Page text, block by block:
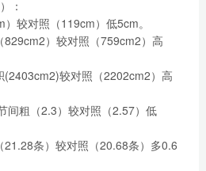
：
较对照（119cm）低5cm。
）较对照（759cm2）高
较对照（2202cm2）高
间粗（2.3）较对照（2.57）低
条）较对照（20.68条）多0.6